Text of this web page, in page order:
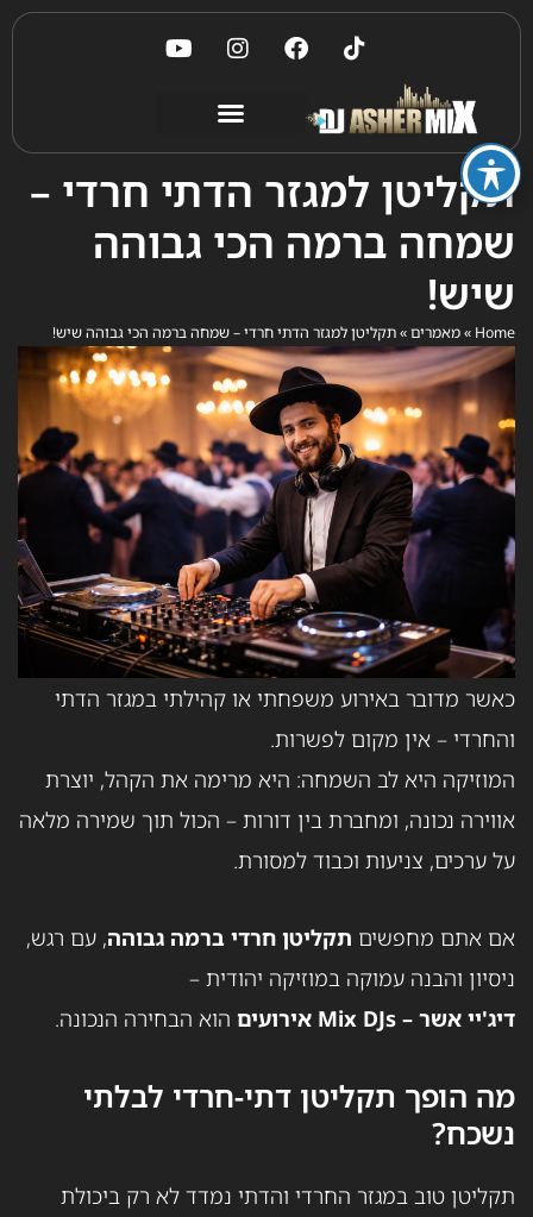
תקליטן למגזר הדתי חרדי –
שמחה ברמה הכי גבוהה
שיש!
Home
»מאמרים»תקליטן למגזר הדתי חרדי – שמחה ברמה הכי גבוהה שיש!
כאשר מדובר באירוע משפחתי או קהילתי במגזר הדתי
והחרדי – אין מקום לפשרות.
המוזיקה היא לב השמחה: היא מרימה את הקהל, יוצרת
אווירה נכונה, ומחברת בין דורות – הכול תוך שמירה מלאה
על ערכים, צניעות וכבוד למסורת.
אם אתם מחפשים תקליטן חרדי ברמה גבוהה, עם רגש,
ניסיון והבנה עמוקה במוזיקה יהודית –
דיג'יי אשר – Mix DJs אירועים
הוא הבחירה הנכונה.
מה הופך תקליטן דתי-חרדי לבלתי
נשכח?
תקליטן טוב במגזר החרדי והדתי נמדד לא רק ביכולת